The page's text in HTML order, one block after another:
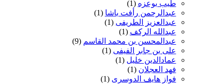
طیب بوعزه (1)
عبدالرحمن رأفت باشا (1)
عبدالعزیز الطریفی (1)
عبدالله الرکف (1)
عبدالمحسن بن محمد القاسم (9)
علی بن جابر الفیفی (1)
عمادالدین خلیل (1)
فهد العجلان (1)
فواز هایف الدوسری (1)